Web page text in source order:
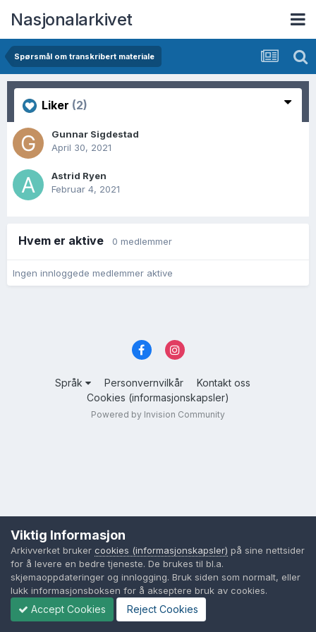
Nasjonalarkivet
Spørsmål om transkribert materiale
Liker (2)
Gunnar Sigdestad
April 30, 2021
Astrid Ryen
Februar 4, 2021
Hvem er aktive 0 medlemmer
Ingen innloggede medlemmer aktive
Språk Personvernvilkår
Kontakt oss
Cookies (informasjonskapsler)
Powered by Invision Community
Viktig Informasjon
Arkivverket bruker cookies (informasjonskapsler) på sine nettsider
for å levere en bedre tjeneste. De brukes til bl.a.
skjemaoppdateringer og innlogging. Bruk siden som normalt, eller
lukk informasjonsboksen for å akseptere bruk av cookies.
Accept Cookies Reject Cookies